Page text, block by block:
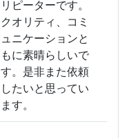
リピーターです。
クオリティ、コミ
ュニケーションと
もに素晴らしいで
す。是非また依頼
したいと思ってい
ます。